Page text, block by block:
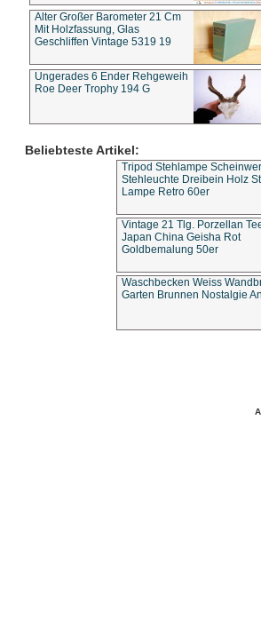
Alter Großer Barometer 21 Cm
Mit Holzfassung, Glas
Geschliffen Vintage 5319 19
Ungerades 6 Ender Rehgeweih
Roe Deer Trophy 194 G
Beliebteste Artikel:
Tripod Stehlampe
Stehleuchte Dreibein Holz
Lampe Retro 60er
Vintage 21 Tlg. Porzellan
Japan China Geisha Rot
Goldbemalung 50er
Waschbecken Weiss
Garten Brunnen Nostalgie